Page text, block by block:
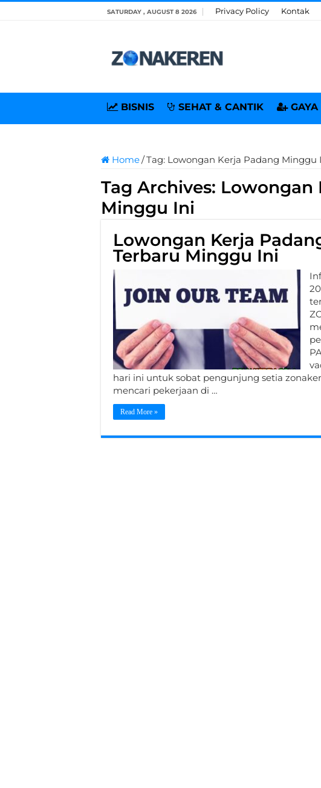
SATURDAY , AUGUST 8 2026 Privacy Policy Kontak
BISNIS SEHAT & CANTIK
Home/Tag: Lowongan Kerja Padang Minggu
Tag Archives: Lowongan
Minggu Ini
Lowongan Kerja
Terbaru Minggu Ini
hari ini untuk sobat pengunjung setia
mencari pekerjaan di …
Read More »